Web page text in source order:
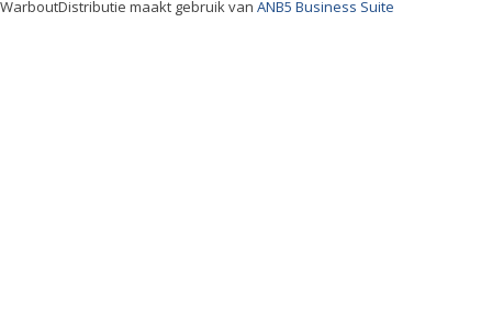
WarboutDistributie maakt gebruik van ANB5 Business Suite